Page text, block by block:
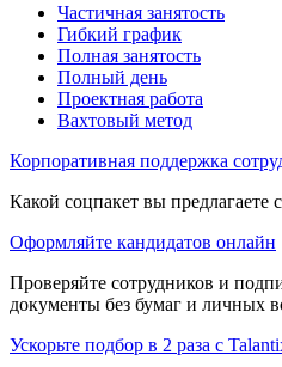
Частичная занятость
Гибкий график
Полная занятость
Полный день
Проектная работа
Вахтовый метод
Корпоративная поддержка
Какой соцпакет вы предлагаете
Оформляйте кандидатов онлайн
Проверяйте сотрудников и
документы без бумаг и личных
Ускорьте подбор в 2 раза с